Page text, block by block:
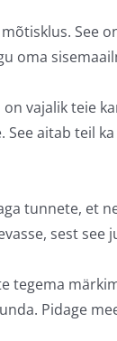
See
oma
vajalik teie
See aitab teil
tunnete, et
sest
tegema
Pidage